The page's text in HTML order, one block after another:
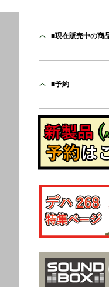
■現在販売中の商
■予約